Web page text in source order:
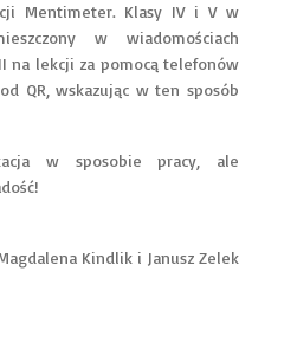
Mentimeter. Klasy IV i V w
w wiadomościach
na lekcji za pomocą telefonów
QR, wskazując w ten sposób
w sposobie pracy, ale
Kindlik i Janusz Zelek